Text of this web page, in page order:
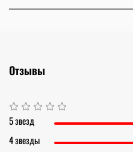
Отзывы
5 звезд
4 звезды